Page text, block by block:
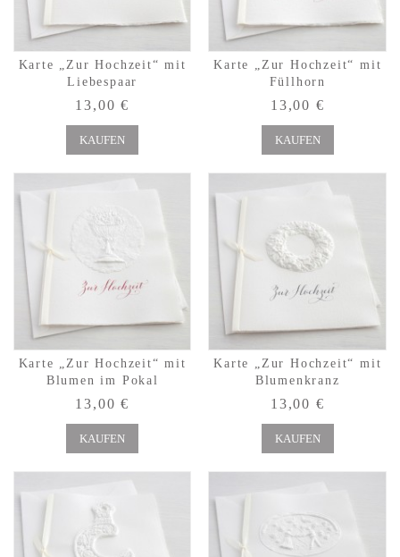
Karte „Zur Hochzeit“ mit
Liebespaar
13,00 €
KAUFEN
Karte „Zur Hochzeit“ mit
Füllhorn
13,00 €
KAUFEN
Karte „Zur Hochzeit“ mit
Blumen im Pokal
13,00 €
KAUFEN
Karte „Zur Hochzeit“ mit
Blumenkranz
13,00 €
KAUFEN